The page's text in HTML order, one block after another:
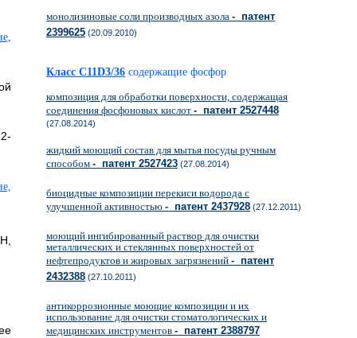
монолизиновые соли производных азола - патент
2399625 (20.09.2010)
Класс C11D3/36 содержащие фосфор
композиция для обработки поверхности, содержащая
соединения фосфоновых кислот - патент 2527448
(27.08.2014)
жидкий моющий состав для мытья посуды ручным
способом - патент 2527423 (27.08.2014)
биоцидные композиции перекиси водорода с
улучшенной активностью - патент 2437928 (27.12.2011)
моющий ингибированный раствор для очистки
металлических и стеклянных поверхностей от
нефтепродуктов и жировых загрязнений - патент
2432388 (27.10.2011)
антикоррозионные моющие композиции и их
использование для очистки стоматологических и
медицинских инструментов - патент 2388797